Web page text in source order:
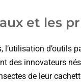
et les
d’outils
des innovateurs
de leur